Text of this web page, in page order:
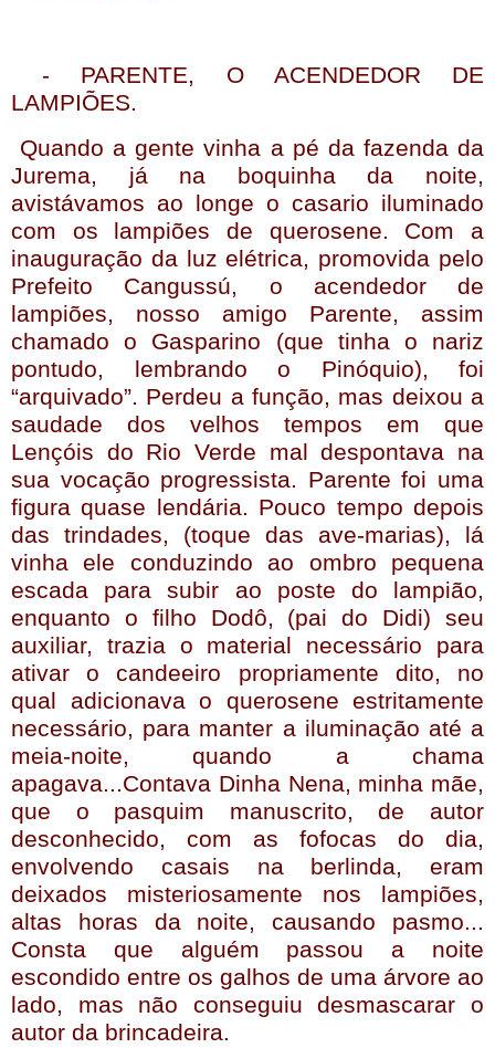
- PARENTE, O ACENDEDOR DE
LAMPIÕES.
Quando a gente vinha a pé da fazenda da
Jurema, já na boquinha da noite,
avistávamos ao longe o casario iluminado
com os lampiões de querosene. Com a
inauguração da luz elétrica, promovida pelo
Prefeito Cangussú, o acendedor de
lampiões, nosso amigo Parente, assim
chamado o Gasparino (que tinha o nariz
pontudo, lembrando o Pinóquio), foi
“arquivado”. Perdeu a função, mas deixou a
saudade dos velhos tempos em que
Lençóis do Rio Verde mal despontava na
sua vocação progressista. Parente foi uma
figura quase lendária. Pouco tempo depois
das trindades, (toque das ave-marias), lá
vinha ele conduzindo ao ombro pequena
escada para subir ao poste do lampião,
enquanto o filho Dodô, (pai do Didi) seu
auxiliar, trazia o material necessário para
ativar o candeeiro propriamente dito, no
qual adicionava o querosene estritamente
necessário, para manter a iluminação até a
meia-noite, quando a chama
apagava...Contava Dinha Nena, minha mãe,
que o pasquim manuscrito, de autor
desconhecido, com as fofocas do dia,
envolvendo casais na berlinda, eram
deixados misteriosamente nos lampiões,
altas horas da noite, causando pasmo...
Consta que alguém passou a noite
escondido entre os galhos de uma árvore ao
lado, mas não conseguiu desmascarar o
autor da brincadeira.